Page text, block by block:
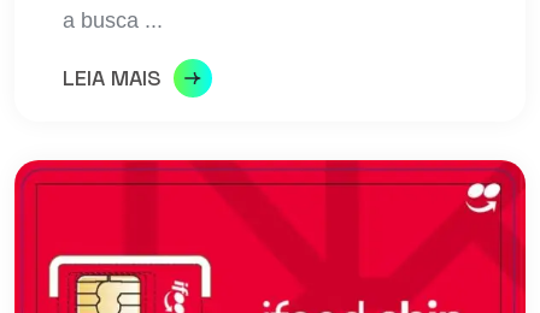
a busca ...
LEIA MAIS